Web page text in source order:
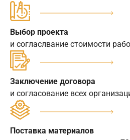
Выбор проекта
и согласлвание стоимости
Заключение договора
и согласование всех
Поставка материалов